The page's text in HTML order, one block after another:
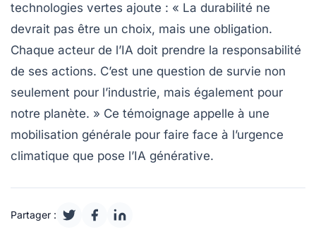
technologies vertes ajoute : « La durabilité ne
devrait pas être un choix, mais une obligation.
Chaque acteur de l’IA doit prendre la responsabilité
de ses actions. C’est une question de survie non
seulement pour l’industrie, mais également pour
notre planète. » Ce témoignage appelle à une
mobilisation générale pour faire face à l’urgence
climatique que pose l’IA générative.
Partager :